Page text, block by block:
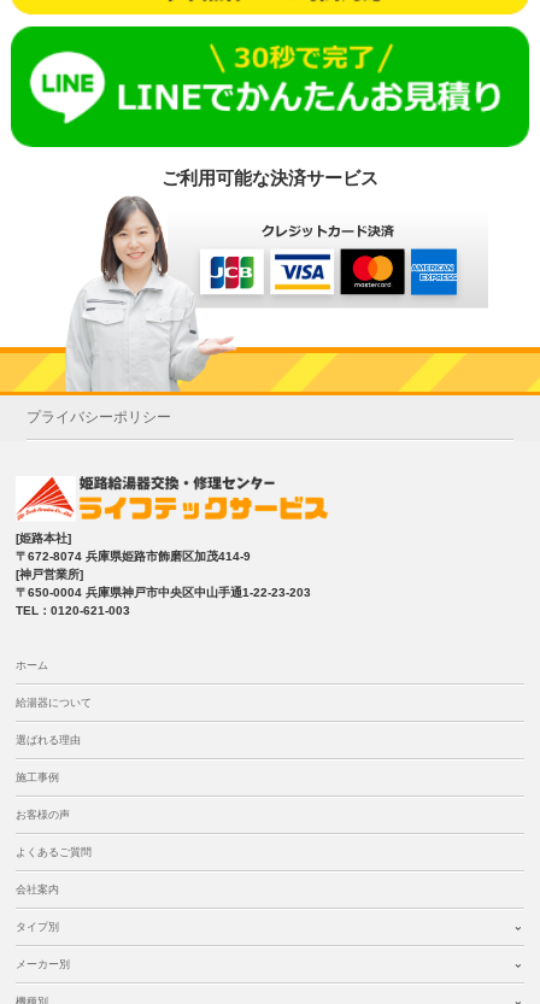
ご利用可能な決済サービス
プライバシーポリシー
[姫路本社]
〒672-8074 兵庫県姫路市飾磨区加茂414-9
[神戸営業所]
〒650-0004 兵庫県神戸市中央区中山手通1-22-23-203
TEL：0120-621-003
ホーム
給湯器について
選ばれる理由
施工事例
お客様の声
よくあるご質問
会社案内
タイプ別
メーカー別